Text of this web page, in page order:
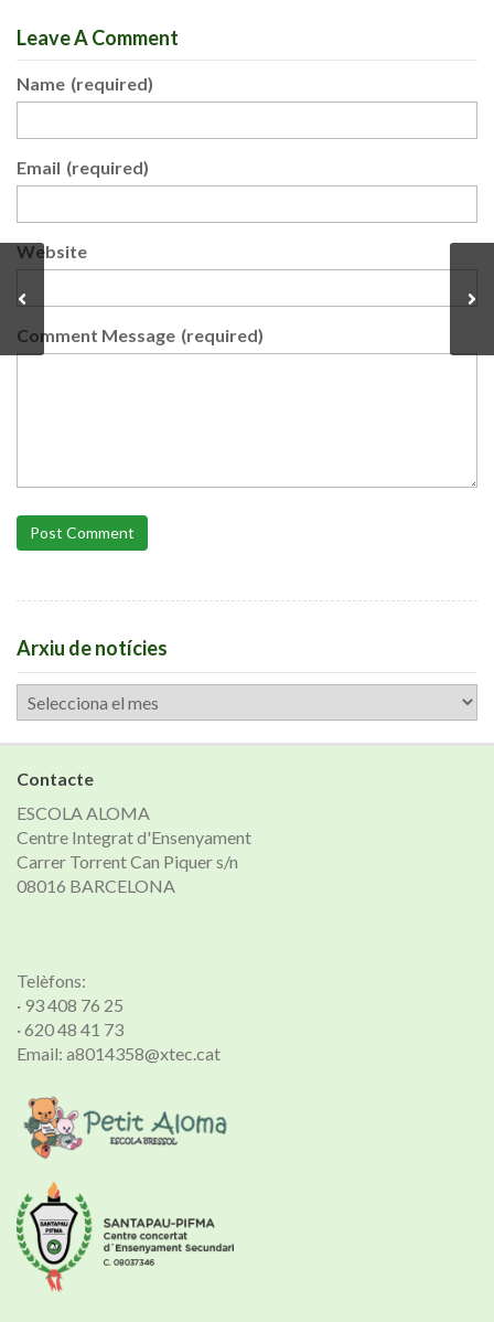
Leave A Comment
Name (required)
Email (required)
Website
Comment Message (required)
Post Comment
Arxiu de notícies
Arxiu
de
notícies
Contacte
ESCOLA ALOMA
Centre Integrat d'Ensenyament
Carrer Torrent Can Piquer s/n
08016 BARCELONA
Telèfons:
· 93 408 76 25
· 620 48 41 73
Email: a8014358@xtec.cat